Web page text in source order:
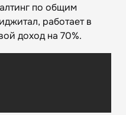
по общим
работает в
доход на 70%.